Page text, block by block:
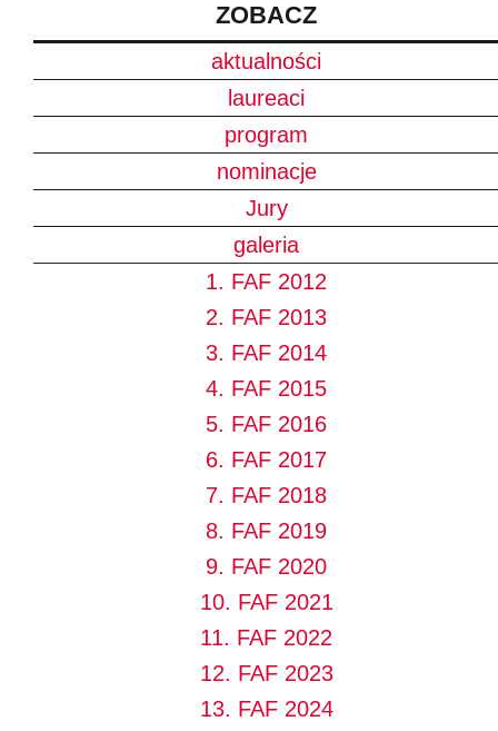
ZOBACZ
aktualności
laureaci
program
nominacje
Jury
galeria
1. FAF 2012
2. FAF 2013
3. FAF 2014
4. FAF 2015
5. FAF 2016
6. FAF 2017
7. FAF 2018
8. FAF 2019
9. FAF 2020
10. FAF 2021
11. FAF 2022
12. FAF 2023
13. FAF 2024